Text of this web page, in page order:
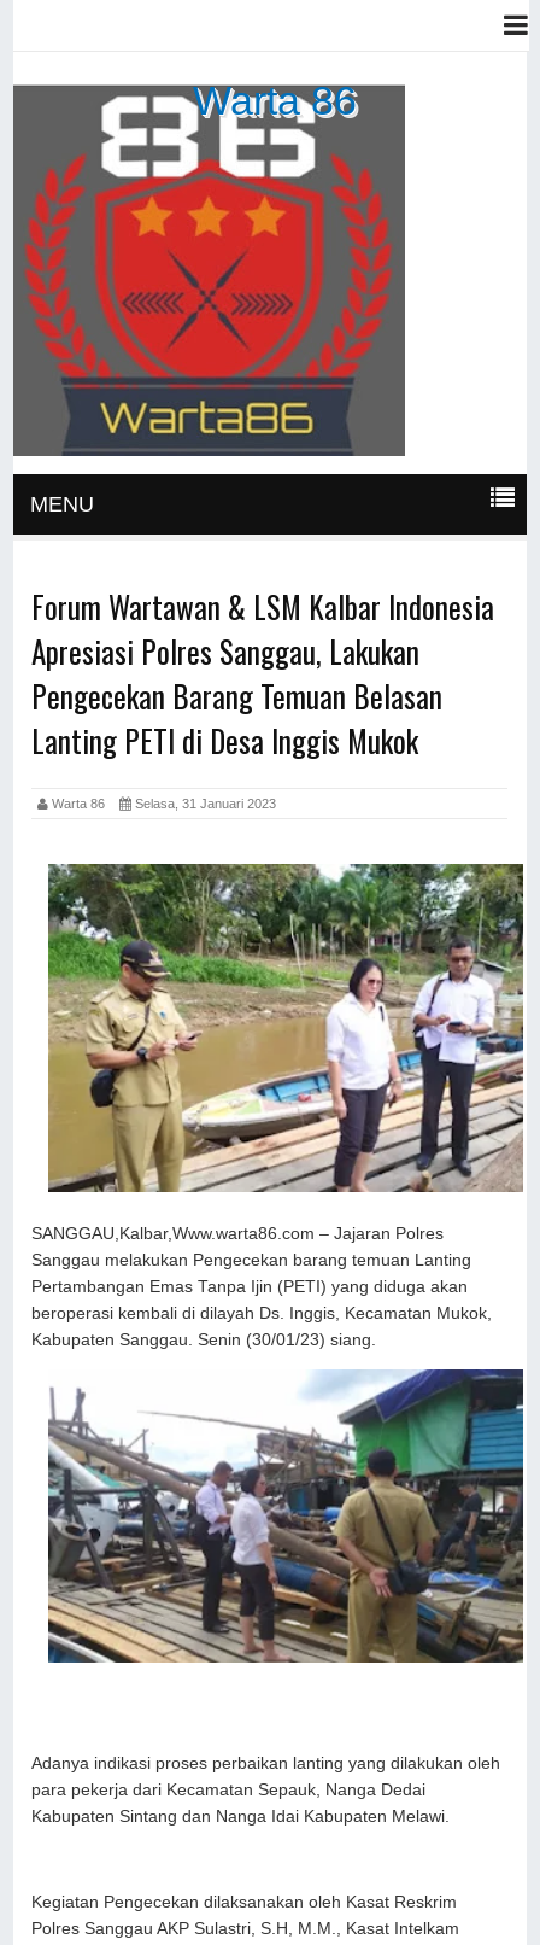
Warta 86
MENU
Forum Wartawan & LSM Kalbar Indonesia
Apresiasi Polres Sanggau, Lakukan
Pengecekan Barang Temuan Belasan
Lanting PETI di Desa Inggis Mukok
Warta 86 Selasa, 31 Januari 2023
SANGGAU,Kalbar,Www.warta86.com – Jajaran Polres
Sanggau melakukan Pengecekan barang temuan Lanting
Pertambangan Emas Tanpa Ijin (PETI) yang diduga akan
beroperasi kembali di dilayah Ds. Inggis, Kecamatan Mukok,
Kabupaten Sanggau. Senin (30/01/23) siang.
Adanya indikasi proses perbaikan lanting yang dilakukan oleh
para pekerja dari Kecamatan Sepauk, Nanga Dedai
Kabupaten Sintang dan Nanga Idai Kabupaten Melawi.
Kegiatan Pengecekan dilaksanakan oleh Kasat Reskrim
Polres Sanggau AKP Sulastri, S.H, M.M., Kasat Intelkam